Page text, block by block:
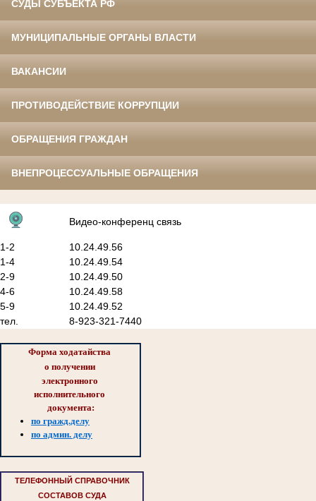
СУДЫ СУБЪЕКТА РФ
МУНИЦИПАЛЬНЫЕ ОРГАНЫ ВЛАСТИ
ВАКАНСИИ
ПРОТИВОДЕЙСТВИЕ КОРРУПЦИИ
ОБРАЩЕНИЯ ГРАЖДАН
ВНЕПРОЦЕССУАЛЬНЫЕ ОБРАЩЕНИЯ
Видео-конференц связь
1-2
10.24.49.56
1-4
10.24.49.54
2-9
10.24.49.50
4-6
10.24.49.58
5-9
10.24.49.52
тел.
8-923-321-7440
Форма ходатайства
о получении
электронного
исполнительного
документа:
по гражд.делу
по админ. делу
ТЕЛЕФОННЫЙ СПРАВОЧНИК
СОСТАВОВ СУДА